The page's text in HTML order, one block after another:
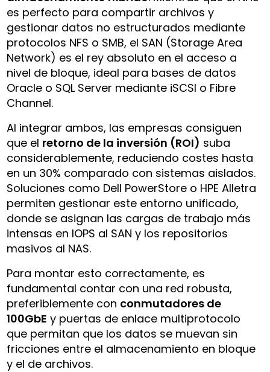
es perfecto para compartir archivos y
gestionar datos no estructurados mediante
protocolos NFS o SMB, el SAN (Storage Area
Network) es el rey absoluto en el acceso a
nivel de bloque, ideal para bases de datos
Oracle o SQL Server mediante iSCSI o Fibre
Channel.
Al integrar ambos, las empresas consiguen
que el retorno de la inversión (ROI) suba
considerablemente, reduciendo costes hasta
en un 30% comparado con sistemas aislados.
Soluciones como Dell PowerStore o HPE Alletra
permiten gestionar este entorno unificado,
donde se asignan las cargas de trabajo más
intensas en IOPS al SAN y los repositorios
masivos al NAS.
Para montar esto correctamente, es
fundamental contar con una red robusta,
preferiblemente con conmutadores de
100GbE y puertas de enlace multiprotocolo
que permitan que los datos se muevan sin
fricciones entre el almacenamiento en bloque
y el de archivos.